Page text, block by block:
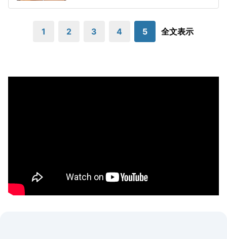
1 2 3 4 5 全文表示